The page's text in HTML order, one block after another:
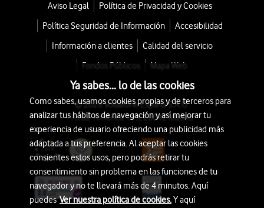
Aviso Legal
Política de Privacidad y Cookies
Política Seguridad de Información
Accesibilidad
Información a clientes
Calidad del servicio
Fondos Públicos
Mapa Web
© 2026 Vodafone España S.A.U.
Avda. América 115, 28042 Madrid
Ya sabes... lo de las cookies
Como sabes, usamos cookies propias y de terceros para
analizar tus hábitos de navegación y así mejorar tu
experiencia de usuario ofreciendo una publicidad más
adaptada a tus preferencia. Al aceptar las cookies
consientes estos usos, pero podrás retirar tu
consentimiento sin problema en las funciones de tu
navegador y no te llevará más de 4 minutos. Aquí
puedesVer nuestra política de cookies.Y aquí